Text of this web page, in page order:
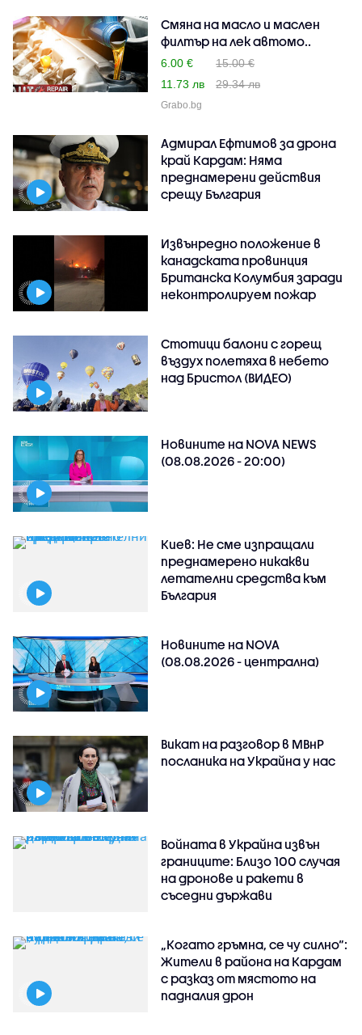
Смяна на масло и маслен
филтър на лек автомо..
6.00 €
15.00 €
11.73 лв
29.34 лв
Grabo.bg
Адмирал Ефтимов за дрона
край Кардам: Няма
преднамерени действия
срещу България
Извънредно положение в
канадската провинция
Британска Колумбия заради
неконтролируем пожар
Стотици балони с горещ
въздух полетяха в небето
над Бристол (ВИДЕО)
Новините на NOVA NEWS
(08.08.2026 - 20:00)
Киев: Не сме изпращали
преднамерено никакви
летателни средства към
България
Новините на NOVA
(08.08.2026 - централна)
Викат на разговор в МВнР
посланика на Украйна у нас
Войната в Украйна извън
границите: Близо 100 случая
на дронове и ракети в
съседни държави
„Когато гръмна, се чу силно“:
Жители в района на Кардам
с разказ от мястото на
падналия дрон